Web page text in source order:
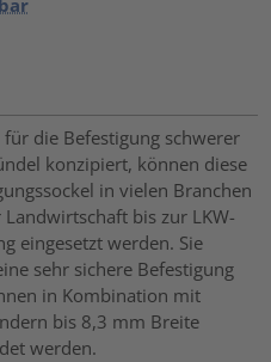
für die Befestigung schwerer
konzipiert, können diese
in vielen Branchen
bis zur LKW-
eingesetzt werden. Sie
sehr sichere Befestigung
in Kombination mit
bis 8,3 mm Breite
werden.